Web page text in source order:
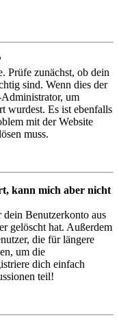
Prüfe zunächst, ob dein
sind. Wenn dies der
um
wurdest. Es ist ebenfalls
mit der Website
muss.
kann mich aber nicht
dein Benutzerkonto aus
gelöscht hat. Außerdem
die für längere
um die
dich einfach
teil!